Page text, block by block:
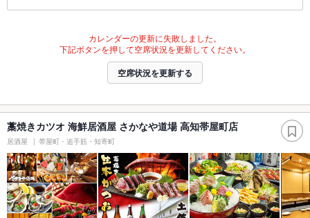
カレンダーの更新に失敗しました。
下記ボタンを押して空席状況を更新してください。
空席状況を更新する
藁焼きカツオ 海鮮居酒屋 さかなや道場 高知帯屋町店
居酒屋 帯屋町・追手筋・知寄町